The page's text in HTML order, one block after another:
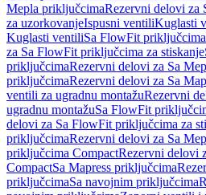
Mepla priključcimaRezervni delovi za
za uzorkovanjeIspusni ventiliKuglasti
Kuglasti ventiliSa FlowFit
za Sa FlowFit priključcima za stiskanje
priključcimaRezervni delovi za Sa
priključcimaRezervni delovi za Sa
ventili za ugradnu montažuRezervni
ugradnu montažuSa FlowFit
delovi za Sa FlowFit priključcima za
priključcimaRezervni delovi za Sa
priključcima CompactRezervni delovi
CompactSa Mapress priključcima
priključcimaSa navojnim priključcima